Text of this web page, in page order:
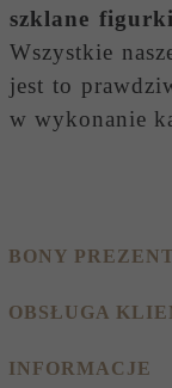
szklane figurki
Wszystkie
jest to
w wykonanie
BONY
OBSŁUGA
INFORMACJE